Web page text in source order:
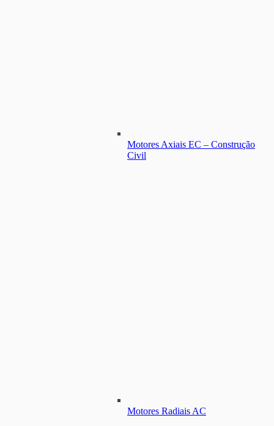
Motores Axiais EC – Construção
Civil
Motores Radiais AC